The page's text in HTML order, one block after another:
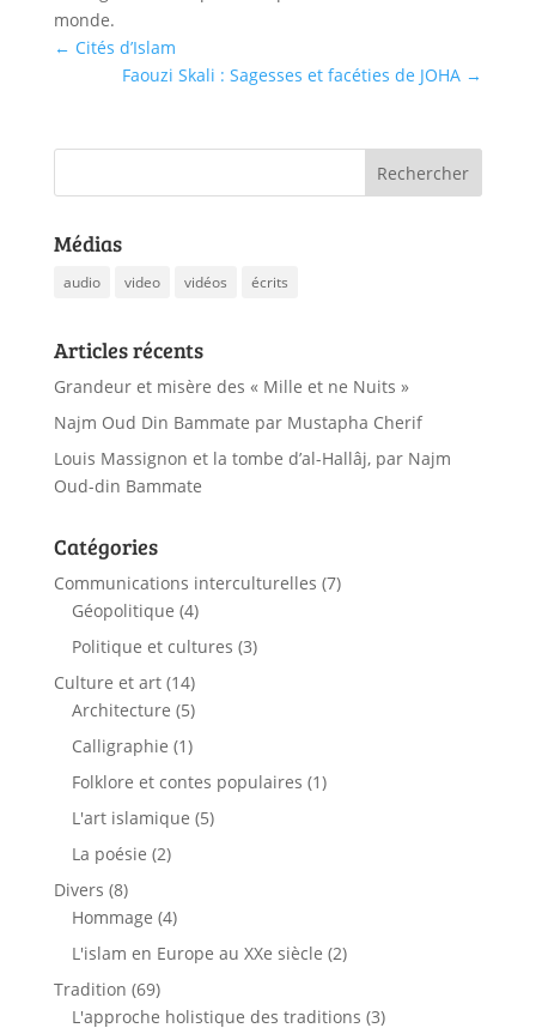
monde.
← Cités d’Islam
Faouzi Skali : Sagesses et facéties de JOHA →
Médias
audio video vidéos écrits
Articles récents
Grandeur et misère des « Mille et ne Nuits »
Najm Oud Din Bammate par Mustapha Cherif
Louis Massignon et la tombe d’al-Hallâj, par Najm
Oud-din Bammate
Catégories
Communications interculturelles (7)
Géopolitique (4)
Politique et cultures (3)
Culture et art(14)
Architecture (5)
Calligraphie (1)
Folklore et contes populaires (1)
L'art islamique (5)
La poésie (2)
Divers (8)
Hommage (4)
L'islam en Europe au XXe siècle (2)
Tradition (69)
L'approche holistique des traditions (3)